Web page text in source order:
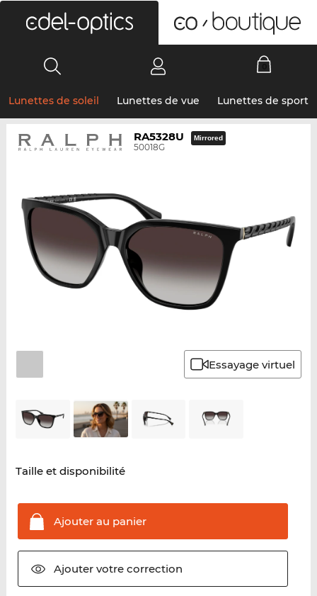
Lunettes de soleil Lunettes de vue Lunettes de sport
RA5328U
50018G
Mirrored
Essayage virtuel
Taille et disponibilité
Ajouter au panier
Ajouter votrecorrection